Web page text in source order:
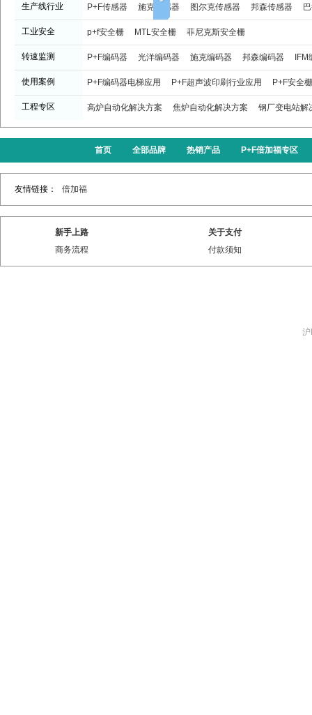
生产线行业 P+F传感器 施克传感器 图尔克传感器 邦森传感器
工业安全 p+f安全栅 MTL安全栅 菲尼克斯安全栅
转速监测 P+F编码器 光洋编码器 施克编码器 邦森编码器
使用案例 P+F编码器电梯应用 P+F超声波印刷行业应用 P+F安全
工程专区 高炉自动化解决方案 焦炉自动化解决方案 钢厂变电站解
首页 全部品牌 热销产品 P+F倍加福专区
友情链接： 倍加福
新手上路
商务流程
关于支付
付款须知